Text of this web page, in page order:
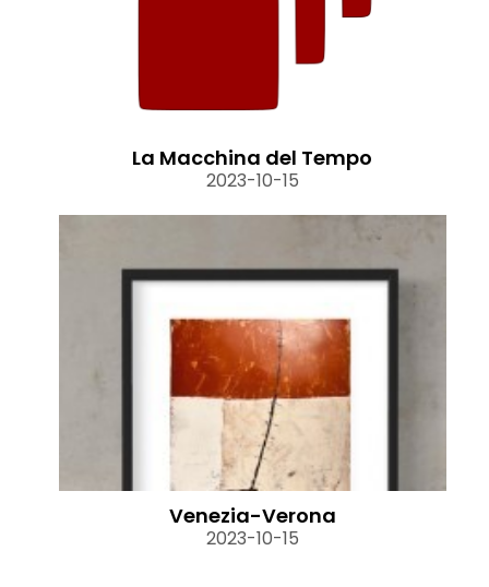
La Macchina del Tempo
2023-10-15
Venezia-Verona
2023-10-15